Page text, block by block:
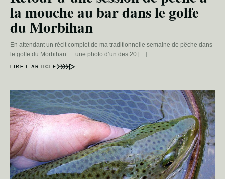
la mouche au bar dans le golfe
du Morbihan
En attendant un récit complet de ma traditionnelle semaine de pêche dans
le golfe du Morbihan … une photo d’un des 20 […]
LIRE L’ARTICLE